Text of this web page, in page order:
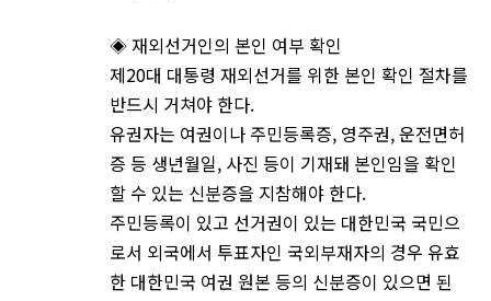
◈ 재외선거인의 본인 여부 확인
제20대 대통령 재외선거를 위한 본인 확인 절차를
반드시 거쳐야 한다.
유권자는 여권이나 주민등록증, 영주권, 운전면허
증 등 생년월일, 사진 등이 기재돼 본인임을 확인
할 수 있는 신분증을 지참해야 한다.
주민등록이 있고 선거권이 있는 대한민국 국민으
로서 외국에서 투표자인 국외부재자의 경우 유효
한 대한민국 여권 원본 등의 신분증이 있으면 된